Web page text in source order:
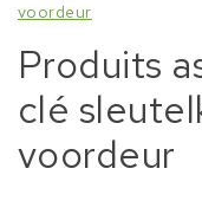
voordeur
Produits
clé
voordeur